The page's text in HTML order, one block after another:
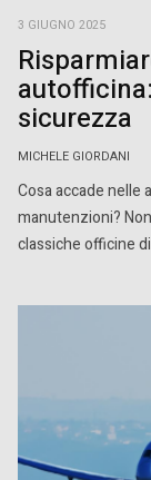
3 GIUGNO 2025
sicurezza
MICHELE GIORDANI
Cosa accade nelle
manutenzioni?
classiche officine